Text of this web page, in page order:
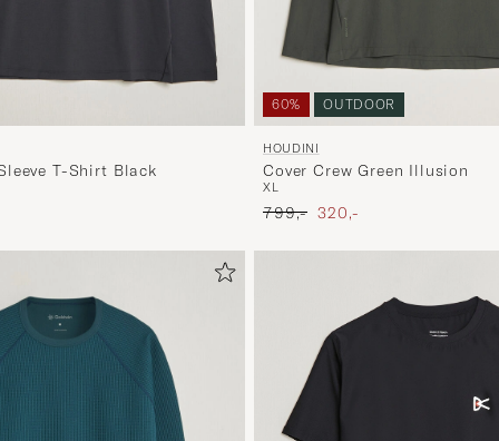
T-Shirt Black
60% OUTDOOR
HOUDINI
Cover Crew Green Illusion
XL
Ordinary pris
799,- Nedsat pris
320,-